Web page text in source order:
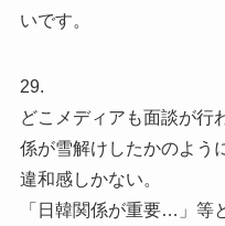
いです。
29.
どこメディアも面談が行
係が雪解けしたかのよう
違和感しかない。
「日韓関係が重要…」等